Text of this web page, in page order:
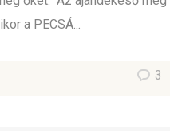
a PECSÁ...
3